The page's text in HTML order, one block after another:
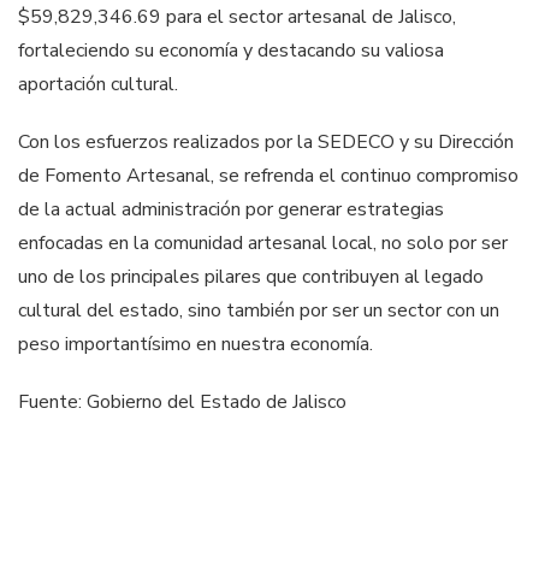
$59,829,346.69 para el sector artesanal de Jalisco,
fortaleciendo su economía y destacando su valiosa
aportación cultural.
Con los esfuerzos realizados por la SEDECO y su Dirección
de Fomento Artesanal, se refrenda el continuo compromiso
de la actual administración por generar estrategias
enfocadas en la comunidad artesanal local, no solo por ser
uno de los principales pilares que contribuyen al legado
cultural del estado, sino también por ser un sector con un
peso importantísimo en nuestra economía.
Fuente: Gobierno del Estado de Jalisco